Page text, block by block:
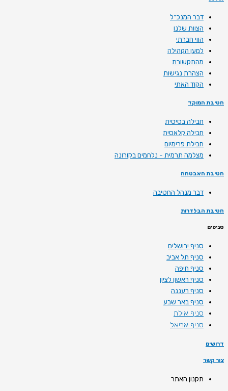
דבר המנכ״ל
הצוות שלנו
הווי חברתי
למען הקהילה
מהתקשורת
הצהרת נגישות
הקוד האתי
חטיבת המוקד
חבילה בסיסית
חבילה קלאסית
חבילת פרימיום
מצלמה תרמית - נלחמים בקורונה
חטיבת האבטחה
דבר מנהל החטיבה
חטיבת הבלדרות
סניפים
סניף ירושלים
סניף תל אביב
סניף חיפה
סניף ראשון לציון
סניף רעננה
סניף באר שבע
סניף אילת
סניף אריאל
דרושים
צור קשר
תקנון האתר